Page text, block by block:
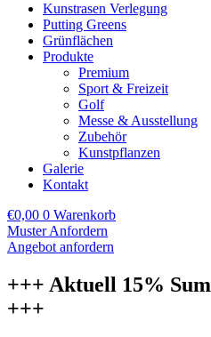
Kunstrasen Verlegung
Putting Greens
Grünflächen
Produkte
Premium
Sport & Freizeit
Golf
Messe & Ausstellung
Zubehör
Kunstpflanzen
Galerie
Kontakt
€0,00 0 Warenkorb
Muster Anfordern
Angebot anfordern
+++ Aktuell 15%
+++